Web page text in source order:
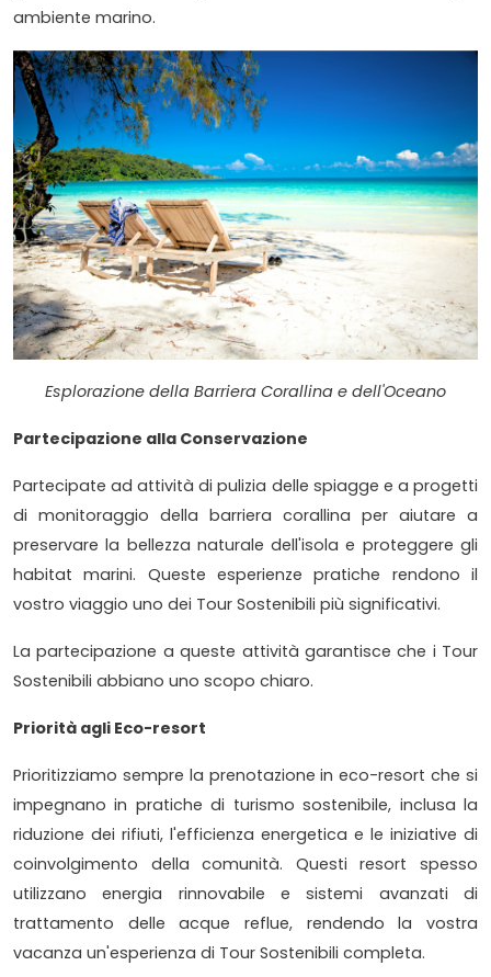
ambiente marino.
Esplorazione della Barriera Corallina e dell'Oceano
Partecipazione alla Conservazione
Partecipate ad attività di pulizia delle spiagge e a progetti
di monitoraggio della barriera corallina per aiutare a
preservare la bellezza naturale dell'isola e proteggere gli
habitat marini. Queste esperienze pratiche rendono il
vostro viaggio uno dei Tour Sostenibili più significativi.
La partecipazione a queste attività garantisce che i Tour
Sostenibili abbiano uno scopo chiaro.
Priorità agli Eco-resort
Prioritizziamo sempre la prenotazione in eco-resort che si
impegnano in pratiche di turismo sostenibile, inclusa la
riduzione dei rifiuti, l'efficienza energetica e le iniziative di
coinvolgimento della comunità. Questi resort spesso
utilizzano energia rinnovabile e sistemi avanzati di
trattamento delle acque reflue, rendendo la vostra
vacanza un'esperienza di Tour Sostenibili completa.